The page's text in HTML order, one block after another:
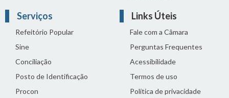
Serviços
Refeitório Popular
Sine
Conciliação
Posto de Identificação
Procon
Links Úteis
Fale com a Câmara
Perguntas Frequentes
Acessibilidade
Termos de uso
Política de privacidade